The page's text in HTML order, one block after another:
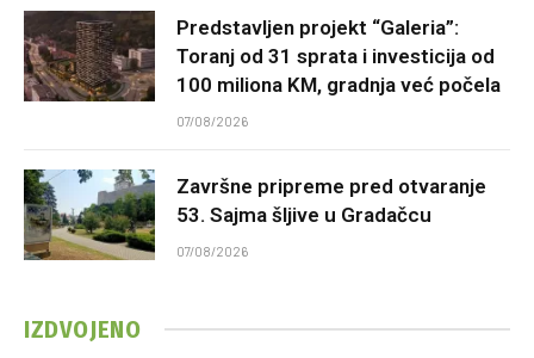
Predstavljen projekt “Galeria”:
Toranj od 31 sprata i investicija od
100 miliona KM, gradnja već počela
07/08/2026
Završne pripreme pred otvaranje
53. Sajma šljive u Gradačcu
07/08/2026
IZDVOJENO